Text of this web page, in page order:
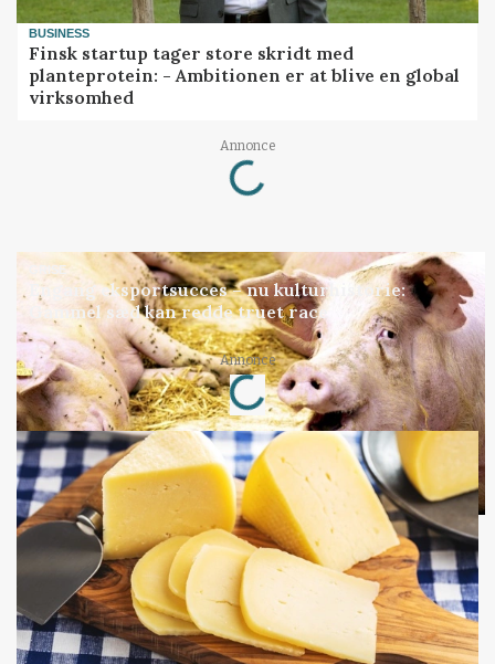
BUSINESS
Finsk startup tager store skridt med
planteprotein: - Ambitionen er at blive en global
virksomhed
Annonce
Loading...
GRISE
Engang eksportsucces – nu kulturhistorie:
Gammel sæd kan redde truet race
Annonce
Loading...